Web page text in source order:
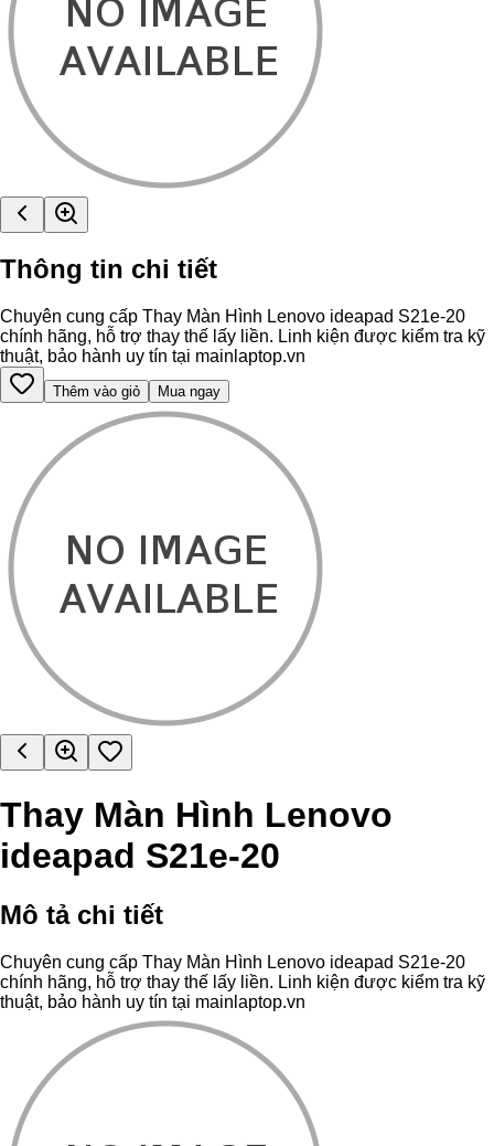
Thông tin chi tiết
Chuyên cung cấp Thay Màn Hình Lenovo ideapad S21e-20
chính hãng, hỗ trợ thay thế lấy liền. Linh kiện được kiểm tra kỹ
thuật, bảo hành uy tín tại mainlaptop.vn
Thêm vào giỏ Mua ngay
Thay Màn Hình Lenovo
ideapad S21e-20
Mô tả chi tiết
Chuyên cung cấp Thay Màn Hình Lenovo ideapad S21e-20
chính hãng, hỗ trợ thay thế lấy liền. Linh kiện được kiểm tra kỹ
thuật, bảo hành uy tín tại mainlaptop.vn